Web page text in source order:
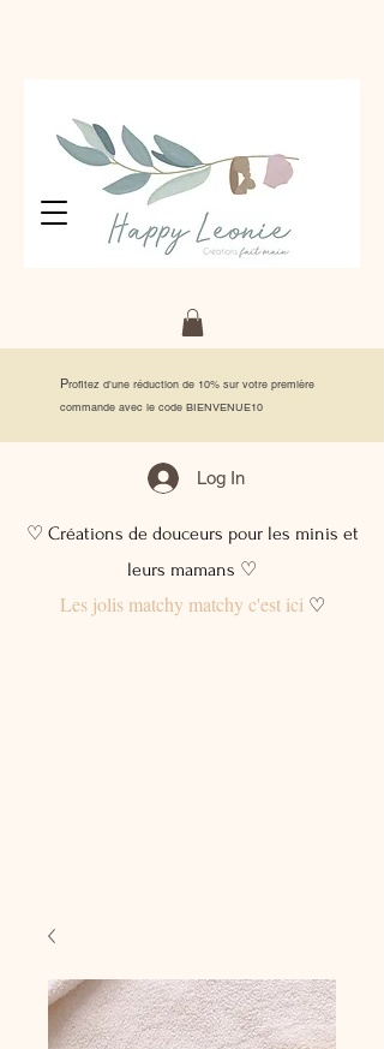
Profitez d'une réduction de 10% sur votre première
commande avec le code BIENVENUE10
Log In
♡ Créations de douceurs pour les minis et
leurs mamans ♡
Les jolis matchy matchy c'est ici♡